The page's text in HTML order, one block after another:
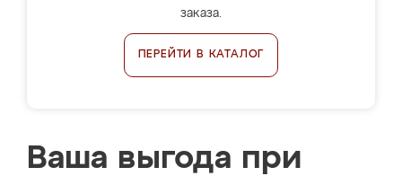
заказа.
ПЕРЕЙТИ В КАТАЛОГ
Ваша выгода при